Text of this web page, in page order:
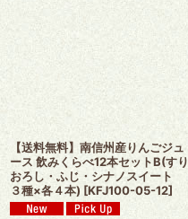
【送料無料】南信州産りんごジュ
ース 飲みくらべ12本セットB(すり
おろし・ふじ・シナノスイート
３種×各４本) [KFJ100-05-12]